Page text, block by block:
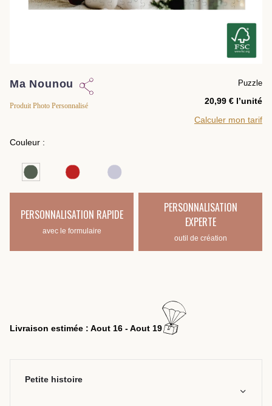
Ma Nounou
Produit Photo Personnalisé
Puzzle
l’unité
Calculer mon tarif
Couleur :
PERSONNALISATION RAPIDE
avec le formulaire
PERSONNALISATION
EXPERTE
outil de création
Livraison estimée : Aout 16 - Aout 19
Petite histoire